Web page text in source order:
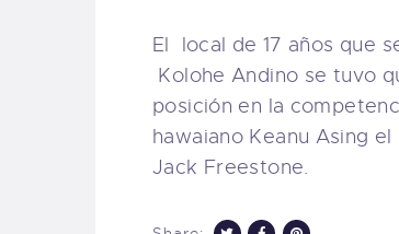
El local de 17 años que
Kolohe Andino se tuvo
posición en la
hawaiano Keanu Asing
Jack Freestone.